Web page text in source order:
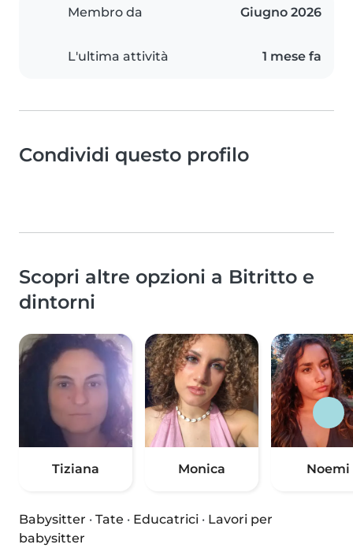
Membro da Giugno 2026
L'ultima attività 1 mese fa
Condividi questo profilo
Scopri altre opzioni a Bitritto e
dintorni
Tiziana Monica Noemi
Babysitter · Tate · Educatrici · Lavori per
babysitter